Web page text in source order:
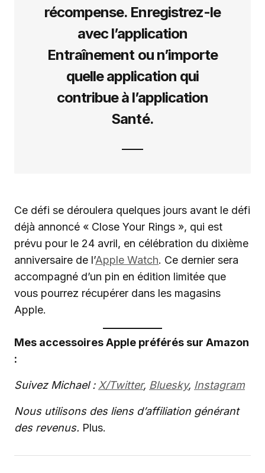
récompense. Enregistrez-le
avec l’application
Entraînement ou n’importe
quelle application qui
contribue à l’application
Santé.
Ce défi se déroulera quelques jours avant le défi
déjà annoncé « Close Your Rings », qui est
prévu pour le 24 avril, en célébration du dixième
anniversaire de l’Apple Watch. Ce dernier sera
accompagné d’un pin en édition limitée que
vous pourrez récupérer dans les magasins
Apple.
Mes accessoires Apple préférés sur Amazon
:
Suivez Michael : X/Twitter, Bluesky, Instagram
Nous utilisons des liens d’affiliation générant
des revenus. Plus.